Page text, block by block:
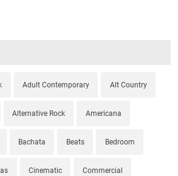
Adult Contemporary Alt Country
Alternative Rock Americana
Bachata Beats Bedroom
Cinematic Commercial